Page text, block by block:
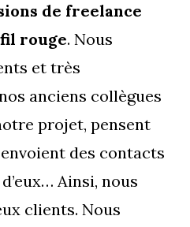
de freelance
rouge. Nous
et très
anciens collègues
projet, pensent
des contacts
Ainsi, nous
clients. Nous